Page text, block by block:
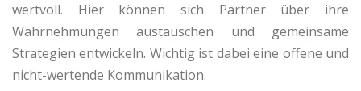
wertvoll. Hier können sich Partner über ihre
Wahrnehmungen austauschen und gemeinsame
Strategien entwickeln. Wichtig ist dabei eine offene und
nicht-wertende Kommunikation.